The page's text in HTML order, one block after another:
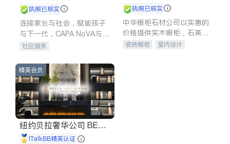
执照已核实
连接家长与社会，赋能孩子
与下一代，CAPA NoVA与您
携手建设包容、公平、充满
社区服务
执照已核实
中华橱柜石材公司以实惠的
价格提供实木橱柜，石英石
台面，多种优质不锈钢水
瓷砖橱柜
室内设计
精英会员
纽约贝拉奢华公司 BELL
A LUXE
iTalkBB精英认证